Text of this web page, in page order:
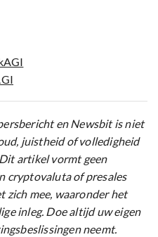
en Newsbit is niet
juistheid of volledigheid
artikel vormt geen
cryptovaluta of presales
zich mee, waaronder het
inleg. Doe altijd uw eigen
neemt.